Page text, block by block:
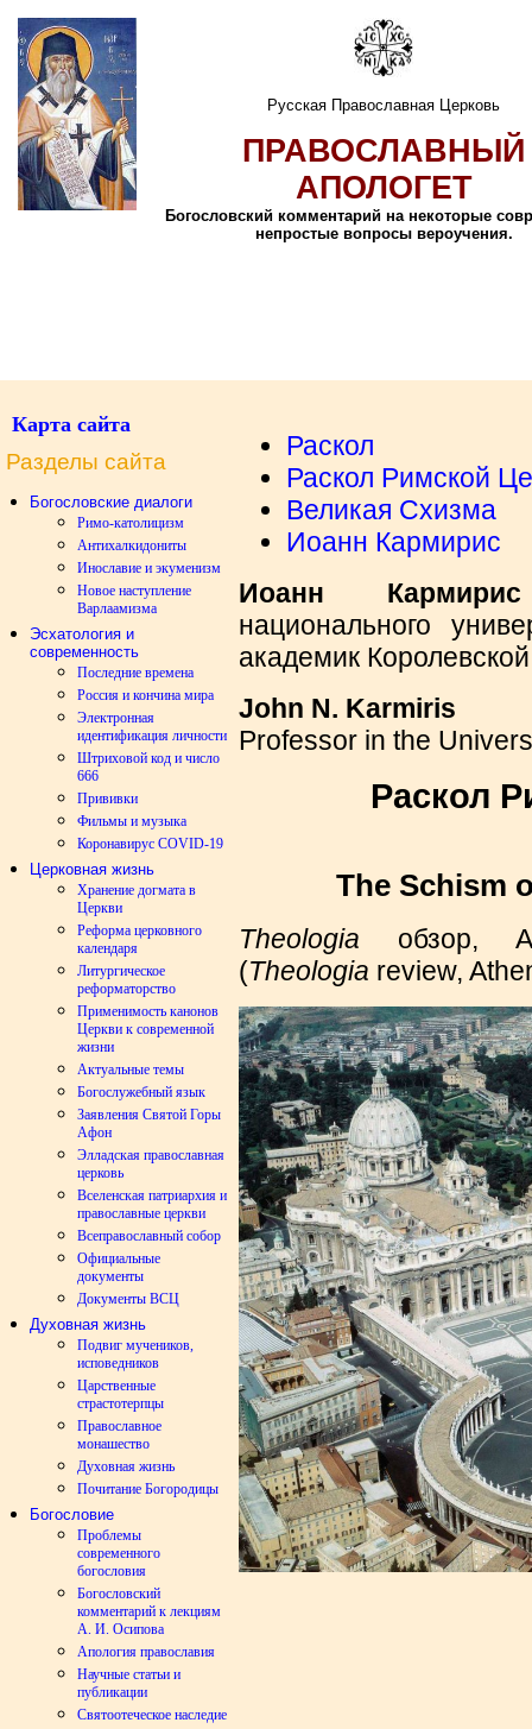
Русская Православная Церковь
ПРАВОСЛАВНЫЙ
АПОЛОГЕТ
Богословский комментарий на некоторые
непростые вопросы вероучения.
Карта сайта
Разделы сайта
Богословские диалоги
Римо-католицизм
Антихалкидониты
Инославие и экуменизм
Новое наступление
Варлаамизма
Эсхатология и
современность
Последние времена
Россия и кончина мира
Электронная
идентификация личности
Штриховой код и число
666
Прививки
Фильмы и музыка
Коронавирус COVID-19
Церковная жизнь
Хранение догмата в
Церкви
Реформа церковного
календаря
Литургическое
реформаторство
Применимость канонов
Церкви к современной
жизни
Актуальные темы
Богослужебный язык
Заявления Святой Горы
Афон
Элладская православная
церковь
Вселенская патриархия и
православные церкви
Всеправославный собор
Официальные
документы
Документы ВСЦ
Духовная жизнь
Подвиг мучеников,
исповедников
Царственные
страстотерпцы
Православное
монашество
Духовная жизнь
Почитание Богородицы
Богословие
Проблемы
современного
богословия
Богословский
комментарий к лекциям
А. И. Осипова
Апология православия
Научные статьи и
публикации
Святоотеческое наследие
Раскол
Раскол Римской
Великая Схизма
Иоанн Кармирис
Иоанн
национального
академик
Jοhn Ν. Karmiris
Professor in the
Раскол
The Schism
Theologia обзор,
(Theologia review,